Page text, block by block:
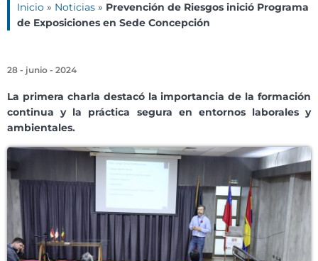
Inicio » Noticias » Prevención de Riesgos inició Programa
de Exposiciones en Sede Concepción
28 - junio - 2024
La primera charla destacó la importancia de la formación
continua y la práctica segura en entornos laborales y
ambientales.